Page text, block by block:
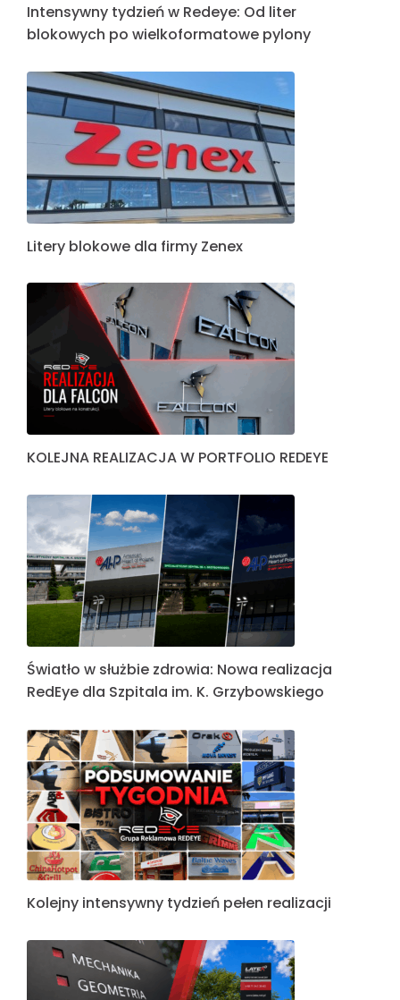
Intensywny tydzień w Redeye: Od liter
blokowych po wielkoformatowe pylony
Litery blokowe dla firmy Zenex
KOLEJNA REALIZACJA W PORTFOLIO REDEYE
Światło w służbie zdrowia: Nowa realizacja
RedEye dla Szpitala im. K. Grzybowskiego
Kolejny intensywny tydzień pełen realizacji